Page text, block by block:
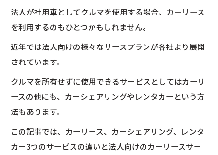
法人が社用車としてクルマを使用する場合、カーリース
を利用するのもひとつかもしれません。
近年では法人向けの様々なリースプランが各社より展開
されています。
クルマを所有せずに使用できるサービスとしてはカーリ
ースの他にも、カーシェアリングやレンタカーという方
法もあります。
この記事では、カーリース、カーシェアリング、レンタ
カー3つのサービスの違いと法人向けのカーリースサー